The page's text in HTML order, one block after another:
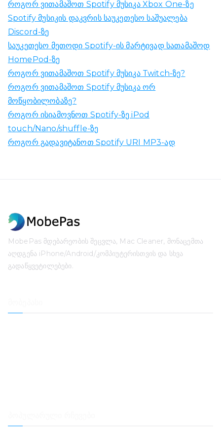
როგორ ვითამაშოთ Spotify მუსიკა Xbox One-ზე
Spotify მუსიკის დაკვრის საუკეთესო საშუალება
Discord-ზე
საუკეთესო მეთოდი Spotify-ის მარტივად სათამაშოდ
HomePod-ზე
როგორ ვითამაშოთ Spotify მუსიკა Twitch-ზე?
როგორ ვითამაშოთ Spotify მუსიკა ორ
მოწყობილობაზე?
როგორ ისიამოვნოთ Spotify-ზე iPod
touch/Nano/shuffle-ზე
როგორ გადავიტანოთ Spotify URI MP3-ად
MobePas მდებარეობის შეცვლა, Mac Cleaner, მონაცემთა
აღდგენა iPhone/Android/კომპიუტერისთვის და სხვა
გადაწყვეტილებები.